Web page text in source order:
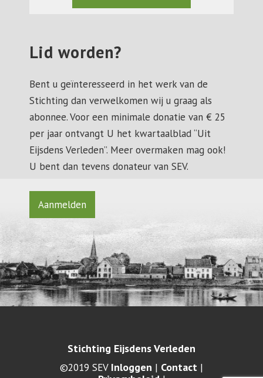
Lid worden?
Bent u geïnteresseerd in het werk van de
Stichting dan verwelkomen wij u graag als
abonnee. Voor een minimale donatie van € 25
per jaar ontvangt U het kwartaalblad “Uit
Eijsdens Verleden”. Meer overmaken mag ook!
U bent dan tevens donateur van SEV.
Aanmelden
Stichting Eijsdens Verleden
©2019 SEV Inloggen | Contact |